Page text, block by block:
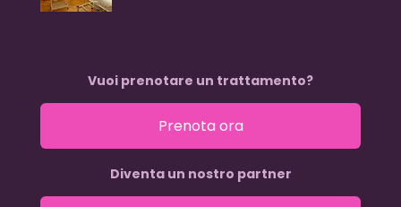
Vuoi prenotare un trattamento?
Prenota ora
Diventa un nostro partner